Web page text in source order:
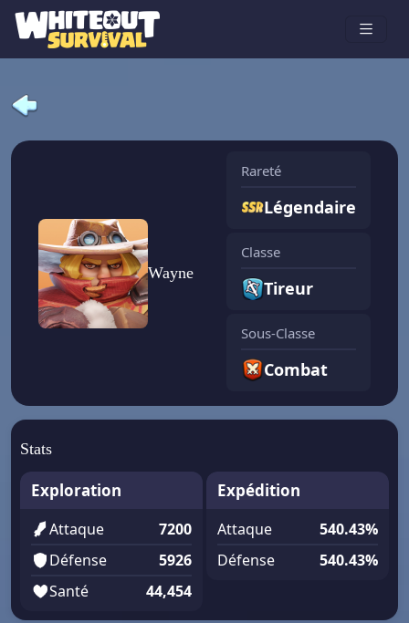
Wayne
Rareté
Légendaire
Classe
Tireur
Sous-Classe
Combat
Stats
Exploration
Attaque
7200
Défense
5926
Santé
44,454
Expédition
Attaque
540.43%
Défense
540.43%